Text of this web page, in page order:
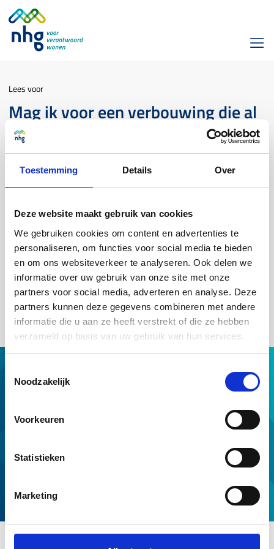
Toestemming Details Over
Deze website maakt gebruik van cookies
We gebruiken cookies om content en advertenties te
personaliseren, om functies voor social media te bieden
en om ons websiteverkeer te analyseren. Ook delen we
informatie over uw gebruik van onze site met onze
partners voor social media, adverteren en analyse. Deze
partners kunnen deze gegevens combineren met andere
informatie die u aan ze heeft verstrekt of die ze hebben
verzameld op basis van uw gebruik van hun services.
Noodzakelijk
Voorkeuren
Statistieken
Marketing
Lees voor
Mag ik voor een verbouwing die al
uitgevoerd is een lening
verstrekken met NHG?
Daar hebben wij in de Voorwaarden en normen geen regels over.
Belangrijk is wel dat de consument het oogmerk moet hebben
gehad om de kosten voor de kwaliteitsverbetering te
financieren door middel van een lening. Dit sluit aan bij het
oogmerkvereiste dat ook de Belastingdienst heeft. Op dit
moment hanteert de Belastingdienst een termijn van 6
maanden.
Hulp van NHG
Professionals
Voorwaarden en normen
Service en contact